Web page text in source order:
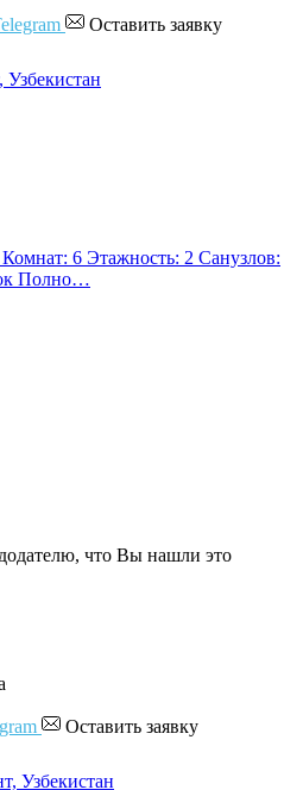
Оставить заявку
6 Этажность: 2 Санузлов:
Полно…
что Вы нашли это
Оставить заявку